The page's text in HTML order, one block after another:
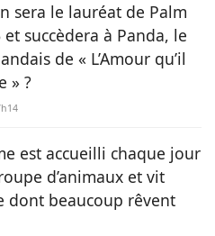
sera le lauréat de Palm
succèdera à Panda, le
de « L’Amour qu’il
» ?
est accueilli chaque jour
d’animaux et vit
dont beaucoup rêvent